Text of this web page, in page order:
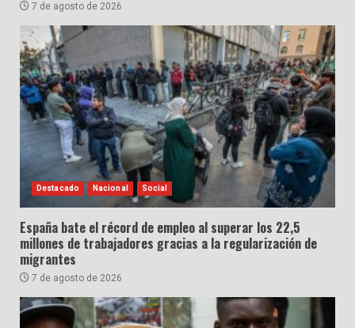
7 de agosto de 2026
Destacado Nacional Social
España bate el récord de empleo al superar los 22,5
millones de trabajadores gracias a la regularización de
migrantes
7 de agosto de 2026